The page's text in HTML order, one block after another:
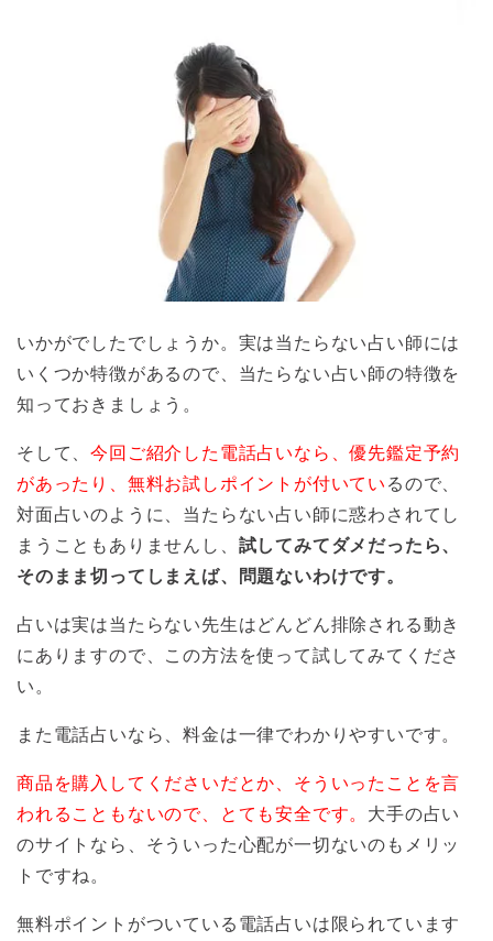
いかがでしたでしょうか。実は当たらない占い師には
いくつか特徴があるので、当たらない占い師の特徴を
知っておきましょう。
そして、今回ご紹介した電話占いなら、優先鑑定予約
があったり、無料お試しポイントが付いてい るので、
対面占いのように、当たらない占い師に惑わされてし
まうこともありませんし、 試してみてダメだったら、
そのまま切ってしまえば、問題ないわけです。
占いは実は当たらない先生はどんどん排除される動き
にありますので、この方法を使って試してみてくださ
い。
また電話占いなら、料金は一律でわかりやすいです。
商品を購入してくださいだとか、そういったことを言
われることもないので、とても安全です。 大手の占い
のサイトなら、そういった心配が一切ないのもメリッ
トですね。
無料ポイントがついている電話占いは限られています